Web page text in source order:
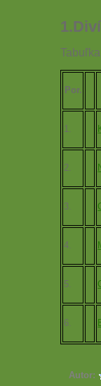
Por.
1.
2.
3.
4.
5.
6.
Autor: